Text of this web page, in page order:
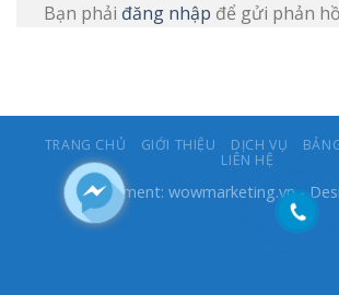
Bạn phải đăng nhập để gửi phản
TRANG CHỦ GIỚI THIỆU DỊCH VỤ
LIÊN HỆ
Development: wowmarketing.vn-